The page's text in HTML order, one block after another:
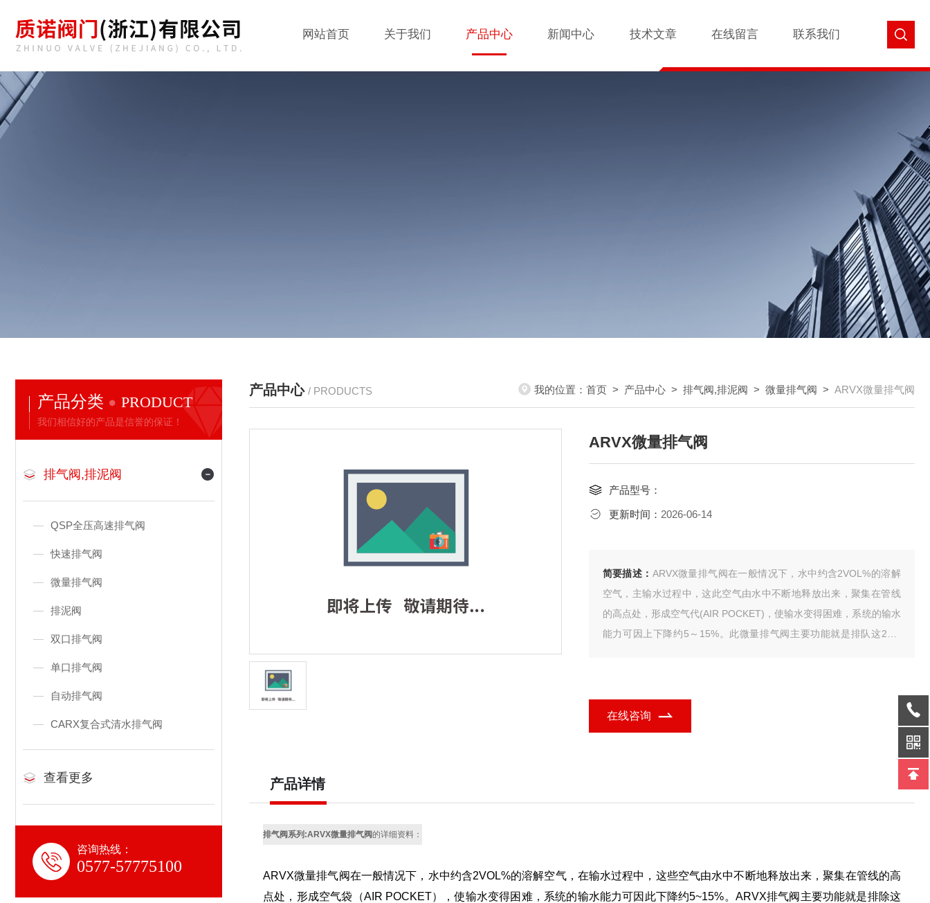
网站首页 关于我们 产品中心 新闻中心 技术文章 在线留言 联系我们
产品分类 PRODUCT
我们相信好的产品是信誉的保证！
排气阀,排泥阀
QSP全压高速排气阀
快速排气阀
微量排气阀
排泥阀
双口排气阀
单口排气阀
自动排气阀
CARX复合式清水排气阀
查看更多
咨询热线：
0577-57775100
产品中心 / PRODUCTS 我的位置： 首页 > 产品中心 > 排气阀,排泥阀 > 微量排气阀 > ARVX微量排气阀
ARVX微量排气阀
产品型号：
更新时间： 2026-06-14
简要描述： ARVX微量排气阀在一般情况下，水中约含2VOL%的溶解
空气，主输水过程中，这此空气由水中不断地释放出来，聚集在管线
的高点处，形成空气代(AIR POCKET)，使输水变得困难，系统的输水
能力可因上下降约5～15%。此微量排气阀主要功能就是排队这2VO
在线咨询
产品详情
排气阀系列:ARVX微量排气阀的详细资料：
ARVX微量排气阀在一般情况下，水中约含2VOL%的溶解空气，在输水过程中，这些空气由水中不断地释放出来，聚集在管线的高
点处，形成空气袋（AIR POCKET），使输水变得困难，系统的输水能力可因此下降约5~15%。ARVX排气阀主要功能就是排除这